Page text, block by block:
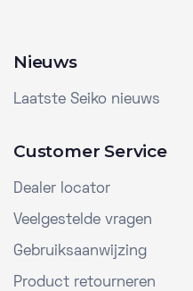
Nieuws
Laatste Seiko nieuws
Customer Service
Dealer locator
Veelgestelde vragen
Gebruiksaanwijzing
Product retourneren